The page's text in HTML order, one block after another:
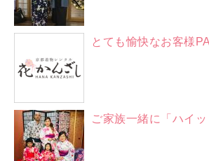
とても愉快なお客様
ご家族一緒に「ハイッ